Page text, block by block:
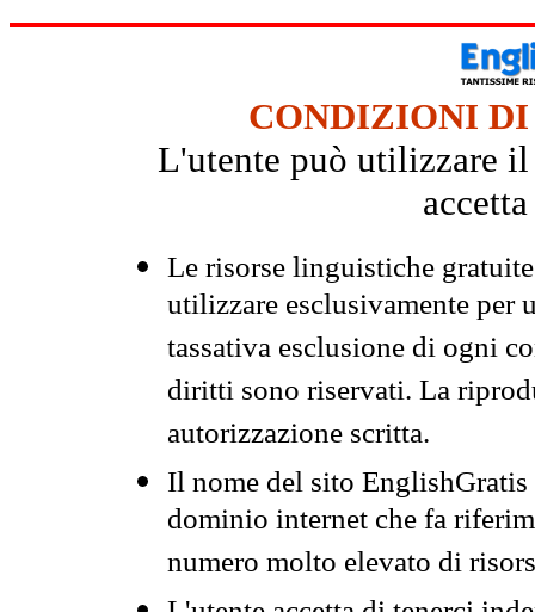
CONDIZIONI DI
L'utente può utilizzare il
Le risorse linguistiche
utilizzare esclusivamente per
tassativa esclusione di ogni
diritti sono riservati. La
autorizzazione scritta.
Il nome del sito
dominio internet che fa
numero molto elevato di